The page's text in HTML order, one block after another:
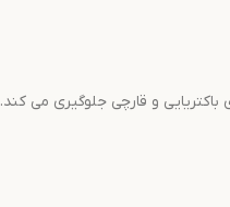
و قارچی جلوگیری می کند.